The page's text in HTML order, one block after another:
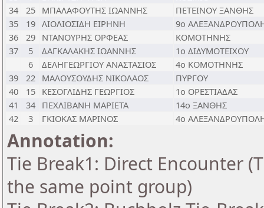
34
25 ΜΠΑΛΑΦΟΥΤΗΣ ΙΩΑΝΝΗΣ
ΠΕΤΕΙΝΟΥ ΞΑΝΘΗΣ
35
19 ΛΙΟΛΙΟΣΙΔΗ ΕΙΡΗΝΗ
9ο
36
29 ΝΤΑΝΟΥΡΗΣ ΟΡΦΕΑΣ
ΚΟΜΟΤΗΝΗΣ
37
5 ΔΑΓΚΑΛΑΚΗΣ ΙΩΑΝΝΗΣ
1ο ΔΙΔΥΜΟΤΕΙΧΟΥ
6
ΔΕΛΗΓΕΩΡΓΙΟΥ ΑΝΑΣΤΑΣΙΟΣ
4ο ΚΟΜΟΤΗΝΗΣ
39
22 ΜΑΛΟΥΣΟΥΔΗΣ ΝΙΚΟΛΑΟΣ
ΠΥΡΓΟΥ
40
15 ΚΕΣΟΓΛΙΔΗΣ ΓΕΩΡΓΙΟΣ
1ο ΟΡΕΣΤΙΑΔΑΣ
41
34 ΠΕΧΛΙΒΑΝΗ ΜΑΡΙΕΤΑ
14ο ΞΑΝΘΗΣ
42
3 ΓΚΙΟΚΑΣ ΜΑΡΙΝΟΣ 4ο
Annotation:
Tie Break1: Direct Encounter
the same point group)